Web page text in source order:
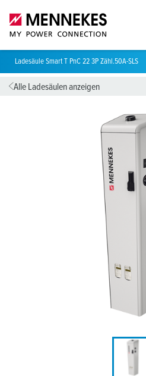
Ladesäule Smart T PnC 22 3P Zähl.50A-SLS
Alle Ladesäulen anzeigen